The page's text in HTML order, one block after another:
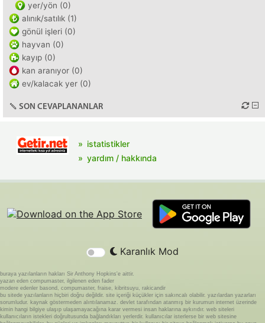
yer/yön (0)
alınık/satılık (1)
gönül işleri (0)
hayvan (0)
kayıp (0)
kan aranıyor (0)
ev/kalacak yer (0)
SON CEVAPLANANLAR
istatistikler
yardım / hakkında
Karanlık Mod
buraya yazılanların hakları Sir Anthony Hopkins'e aittir.
yazan eden compumaster, ilgilenen eden fader
modere edenler basond, compumaster, fraise, kibritsuyu, rakicandir
bu sitede yazılanların hiçbiri doğru değildir. site içeriği küçükler için sakıncalı olabilir. yazılardan yazarları
sorumludur. kaynak göstermeden alıntılanamaz. devlet tarafından atanmış bir kurumun internet üzerinde
kimin hangi bilgiye ulaşıp ulaşamayacağına karar vermesi insan haklarına aykırıdır. web siteleri
kullanıcıların istekleri doğrultusunda bağlandıkları yerlerdir. kullanıcılar isterlerse bir web sitesine